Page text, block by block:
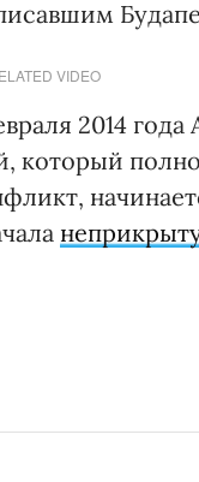
VIDEO
2014 года
который